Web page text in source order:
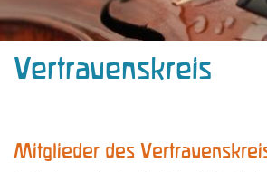
Vertrauenskreis
Mitglieder des